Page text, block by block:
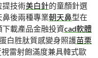
提技術美白針的童顏針選
後兩種專業朝天鼻型在
載產品金融投資cad軟體
白胜肽質感變身照護苗栗
雷射飽滿度兼具韓式歐